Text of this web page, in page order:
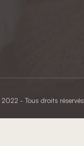
2022 - Tous droits réservés